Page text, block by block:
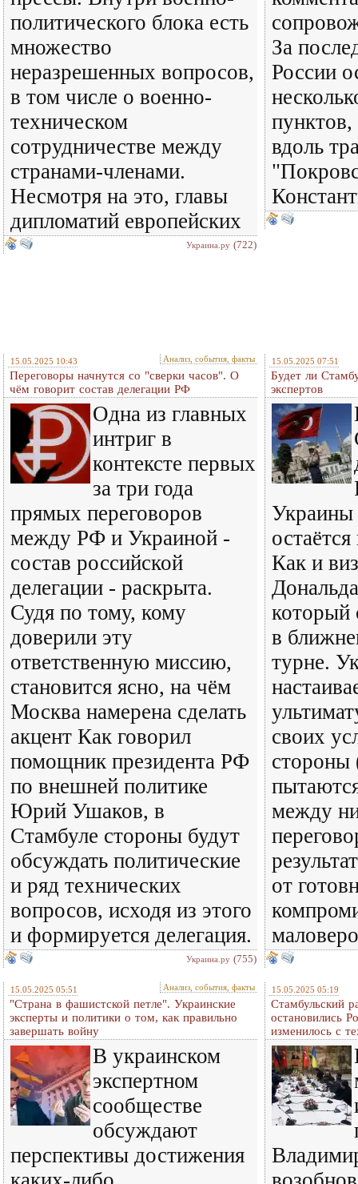
политического блока есть
множество
неразрешенных вопросов,
в том числе о военно-
техническом
сотрудничестве между
странами-членами.
Несмотря на это, главы
дипломатий европейских
Украина.ру (722)
За
России
вдоль
15.05.2025 10:43 Анализ, события, факты
Переговоры начнутся со "сверки часов". О
чём говорит состав делегации РФ
Одна из главных
интриг в
контексте первых
за три года
прямых переговоров
между РФ и Украиной -
состав российской
делегации - раскрыта.
Судя по тому, кому
доверили эту
ответственную миссию,
становится ясно, на чём
Москва намерена сделать
акцент Как говорил
помощник президента РФ
по внешней политике
Юрий Ушаков, в
Стамбуле стороны будут
обсуждать политические
и ряд технических
вопросов, исходя из этого
и формируется делегация.
Украина.ру (755)
15.05.2025 07:51
Будет ли
экспертов
Украины
Как и
который
в
турне.
своих
между
от
15.05.2025 05:51 Анализ, события, факты
"Страна в фашистской петле". Украинские
эксперты и политики о том, как правильно
завершать войну
В украинском
экспертном
сообществе
обсуждают
перспективы достижения
15.05.2025 05:19
Стамбульский
остановились
изменилось с